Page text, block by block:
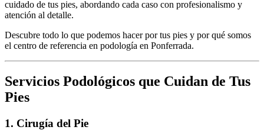
cuidado de tus pies, abordando cada caso con profesionalismo y
atención al detalle.
Descubre todo lo que podemos hacer por tus pies y por qué somos
el centro de referencia en podología en Ponferrada.
Servicios Podológicos que Cuidan de Tus
Pies
1. Cirugía del Pie